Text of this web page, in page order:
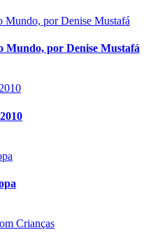
Mundo, por Denise Mustafá